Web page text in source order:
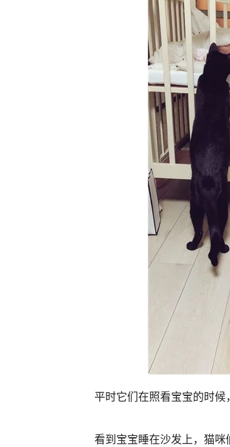
平时它们在照看宝宝的时候
看到宝宝睡在沙发上，猫咪